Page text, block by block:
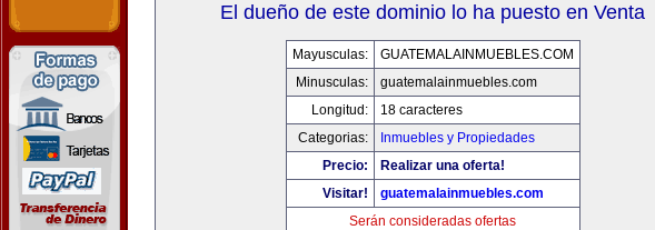
El dueño de este dominio lo ha puesto en Venta
Mayusculas:
GUATEMALAINMUEBLES.COM
Minusculas:
guatemalainmuebles.com
Longitud:
18 caracteres
Categorias:
Inmuebles y Propiedades
Precio:
Realizar una oferta!
Visitar!
guatemalainmuebles.com
Serán consideradas ofertas